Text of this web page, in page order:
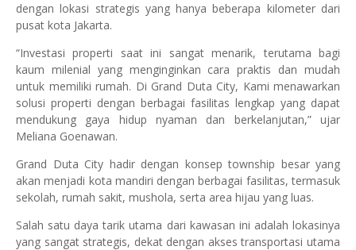
dengan lokasi strategis yang hanya beberapa kilometer dari
pusat kota Jakarta.
“Investasi properti saat ini sangat menarik, terutama bagi
kaum milenial yang menginginkan cara praktis dan mudah
untuk memiliki rumah. Di Grand Duta City, Kami menawarkan
solusi properti dengan berbagai fasilitas lengkap yang dapat
mendukung gaya hidup nyaman dan berkelanjutan,” ujar
Meliana Goenawan.
Grand Duta City hadir dengan konsep township besar yang
akan menjadi kota mandiri dengan berbagai fasilitas, termasuk
sekolah, rumah sakit, mushola, serta area hijau yang luas.
Salah satu daya tarik utama dari kawasan ini adalah lokasinya
yang sangat strategis, dekat dengan akses transportasi utama